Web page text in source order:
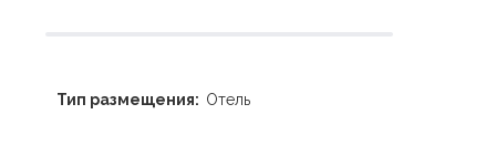
Тип размещения: Отель